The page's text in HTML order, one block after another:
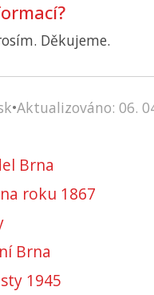
Děkujeme.
•Aktualizováno: 06.
Brna
roku 1867
Brna
1945